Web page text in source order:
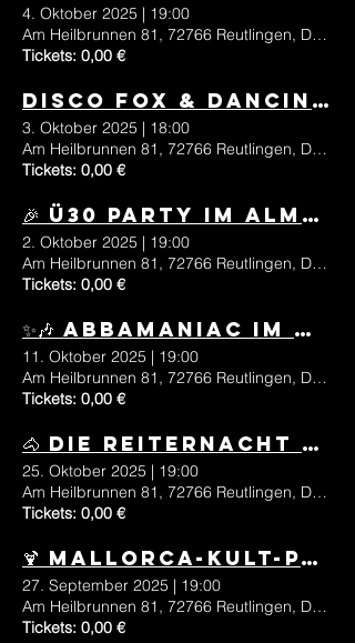
4. Oktober 2025 | 19:00
Am Heilbrunnen 81, 72766 Reutlingen,
Tickets: 0,00 €
Disco Fox & Dancing Night im Oktober
3. Oktober 2025 | 18:00
Am Heilbrunnen 81, 72766 Reutlingen,
Tickets: 0,00 €
🎉 Ü30 Party im Almrausch Reutlingen – zusammen mit antenne 1 🎶
2. Oktober 2025 | 19:00
Am Heilbrunnen 81, 72766 Reutlingen,
Tickets: 0,00 €
✨🎶 ABBAmaniac im Almrausch – Die große Tribute Show 🎶✨
11. Oktober 2025 | 19:00
Am Heilbrunnen 81, 72766 Reutlingen,
Tickets: 0,00 €
🐴 Die Reiternacht – Europas größte Reiterpartytour im Almrausch Reutlingen 🎉
25. Oktober 2025 | 19:00
Am Heilbrunnen 81, 72766 Reutlingen,
Tickets: 0,00 €
🍹 Mallorca-Kult-Party mit MARRY und DER PARTYCRASHER 🍻
27. September 2025 | 19:00
Am Heilbrunnen 81, 72766 Reutlingen,
Tickets: 0,00 €